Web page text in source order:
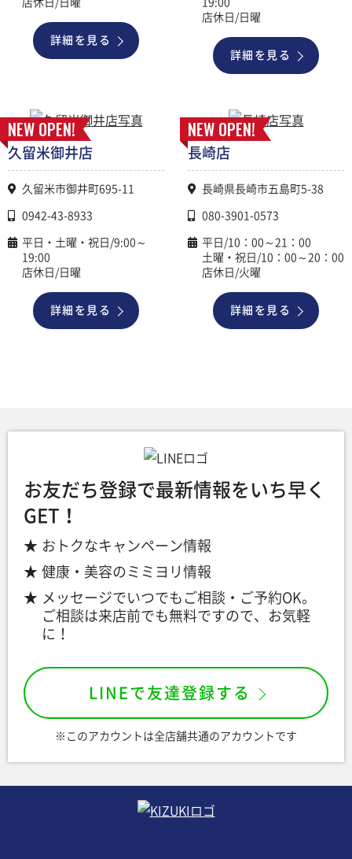
店休日/日曜
詳細を見る
19:00
店休日/日曜
詳細を見る
NEW OPEN!
久留米御井店
久留米市御井町695-11
0942-43-8933
平日・土曜・祝日/9:00～
19:00
店休日/日曜
詳細を見る
NEW OPEN!
長崎店
長崎県長崎市五島町5-38
080-3901-0573
平日/10：00～21：00
土曜・祝日/10：00～20：00
店休日/火曜
詳細を見る
お友だち登録で最新情報をいち早く
GET！
おトクなキャンペーン情報
健康・美容のミミヨリ情報
メッセージでいつでもご相談・ご予約OK。
ご相談は来店前でも無料ですので、お気軽
に！
LINEで友達登録する
※このアカウントは全店舗共通のアカウントです